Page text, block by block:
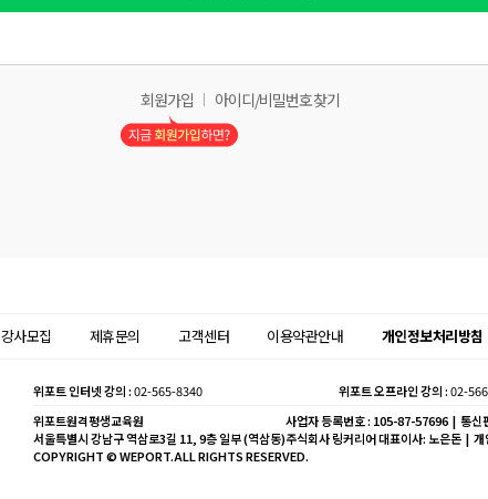
회원가입 아이디/비밀번호 찾기
강사모집 제휴문의 고객센터 이용약관안내 개인정보처리방침
위포트 인터넷 강의 :02-565-8340 위포트 오프라인 강의 :02-
위포트원격평생교육원
서울특별시 강남구 역삼로3길 11, 9층 일부 (역삼동)
사업자 등록번호 : 105-87-57696 | 통
주식회사 링커리어 대표이사: 노은돈 |
COPYRIGHT © WEPORT.ALL RIGHTS RESERVED.